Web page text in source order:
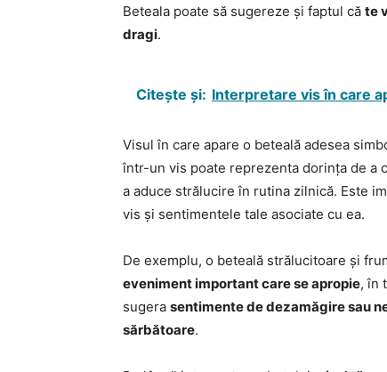
Beteala poate să sugereze și faptul că te
dragi.
Citește și: Interpretare vis în care
Visul în care apare o beteală adesea
într-un vis poate reprezenta dorința de a
a aduce strălucire în rutina zilnică. Este
vis și sentimentele tale asociate cu ea.
De exemplu, o beteală strălucitoare și
eveniment important care se apropie, în
sugera sentimente de dezamăgire sau
sărbătoare.